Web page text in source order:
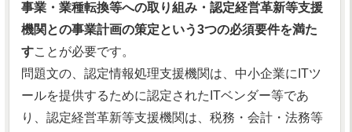
事業・業種転換等への取り組み・認定経営革新等支援
機関との事業計画の策定という3つの必須要件を満た
すことが必要です。
問題文の、認定情報処理支援機関は、中小企業にITツ
ールを提供するために認定されたITベンダー等であ
り、認定経営革新等支援機関は、税務・会計・法務等